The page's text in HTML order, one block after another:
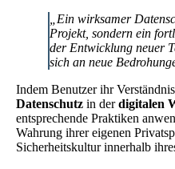
„Ein wirksamer
Projekt, sondern ein
der Entwicklung neuer
sich an neue
Indem Benutzer ihr
Datenschutz in derdigitalen
entsprechende Praktiken
Wahrung ihrer eigenen
Sicherheitskultur innerhalb